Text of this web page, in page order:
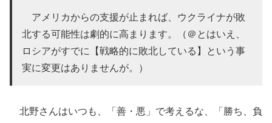
アメリカからの支援が止まれば、ウクライナが敗
北する可能性は劇的に高まります。（＠とはいえ、
ロシアがすでに【戦略的に敗北している】という事
実に変更はありませんが。）
北野さんはいつも、「善・悪」で考えるな、「勝ち、負